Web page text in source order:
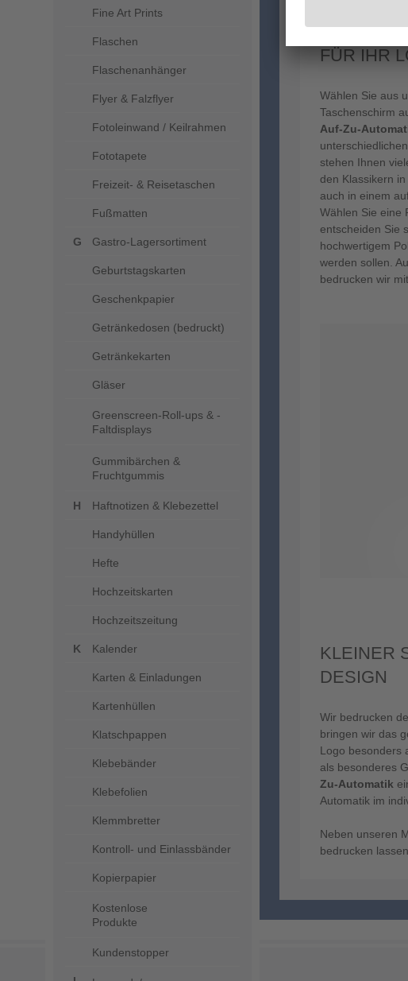
Fine Art Prints
Flaschen
Flaschenanhänger
Flyer & Falzflyer
Fotoleinwand / Keilrahmen
Fototapete
Freizeit- & Reisetaschen
Fußmatten
Gastro-Lagersortiment
Geburtstagskarten
Geschenkpapier
Getränkedosen (bedruckt)
Getränkekarten
Gläser
Greenscreen-Roll-ups & -
Faltdisplays
Gummibärchen &
Fruchtgummis
Haftnotizen & Klebezettel
Handyhüllen
Hefte
Hochzeitskarten
Hochzeitszeitung
Kalender
Karten & Einladungen
Kartenhüllen
Klatschpappen
Klebebänder
Klebefolien
Klemmbretter
Kontroll- und Einlassbänder
Kopierpapier
Kostenlose
Produkte
Kundenstopper
FINDEN
FÜR IHR
Wählen Sie aus
Taschenschirm
Auf-Zu-
stehen Ihnen
den Klassikern
auch in einem
Wählen Sie eine
entscheiden Sie
hochwertigem
werden sollen.
bedrucken wir
KLEINER
ESIGN
Wir bedrucken
bringen wir das
Logo besonders
als besonderes
Zu-Automatik
Automatik im
Neben unseren
bedrucken lassen.